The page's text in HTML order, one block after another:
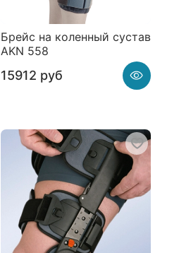
Брейс на коленный сустав
AKN 558
15912 руб